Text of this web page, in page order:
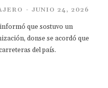
- JUNIO 24, 2026
que sostuvo un
donse se acordó que
del país.